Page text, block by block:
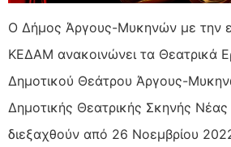
Ο Δήμος Άργους-Μυκηνών με την
ΚΕΔΑΜ ανακοινώνει τα Θεατρικά
Δημοτικού Θεάτρου Άργους-
Δημοτικής Θεατρικής Σκηνής
διεξαχθούν από 26 Νοεμβρίου